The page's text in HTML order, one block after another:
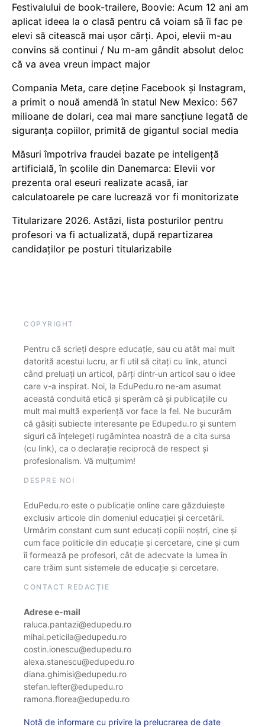
Festivalului de book-trailere, Boovie: Acum 12 ani am
aplicat ideea la o clasă pentru că voiam să îi fac pe
elevi să citească mai ușor cărți. Apoi, elevii m-au
convins să continui / Nu m-am gândit absolut deloc
că va avea vreun impact major
Compania Meta, care deține Facebook și Instagram,
a primit o nouă amendă în statul New Mexico: 567
milioane de dolari, cea mai mare sancțiune legată de
siguranța copiilor, primită de gigantul social media
Măsuri împotriva fraudei bazate pe inteligență
artificială, în școlile din Danemarca: Elevii vor
prezenta oral eseuri realizate acasă, iar
calculatoarele pe care lucrează vor fi monitorizate
Titularizare 2026. Astăzi, lista posturilor pentru
profesori va fi actualizată, după repartizarea
candidaților pe posturi titularizabile
COPYRIGHT
Pentru că scrieți despre educație, sau cu atât mai mult
datorită acestui lucru, ar fi util să citați cu link, atunci
când preluați un articol, părți dintr-un articol sau o idee
care v-a inspirat. Noi, la EduPedu.ro ne-am asumat
această conduită etică și sperăm că și publicațiile cu
mult mai multă experiență vor face la fel. Ne bucurăm
că găsiți subiecte interesante pe Edupedu.ro și suntem
siguri că înțelegeți rugămintea noastră de a cita sursa
(cu link), ca o declarație reciprocă de respect și
profesionalism. Vă mulțumim!
DESPRE NOI
EduPedu.ro este o publicație online care găzduiește
exclusiv articole din domeniul educației și cercetării.
Urmărim constant cum sunt educați copiii noștri, cine și
cum face politicile din educație și cercetare, cine și cum
îi formează pe profesori, cât de adecvate la lumea în
care trăim sunt sistemele de educație și cercetare.
CONTACT REDACȚIE
Adrese e-mail
raluca.pantazi@edupedu.ro
mihai.peticila@edupedu.ro
costin.ionescu@edupedu.ro
alexa.stanescu@edupedu.ro
diana.ghimisi@edupedu.ro
stefan.lefter@edupedu.ro
ramona.florea@edupedu.ro
Notă de informare cu privire la prelucrarea de date